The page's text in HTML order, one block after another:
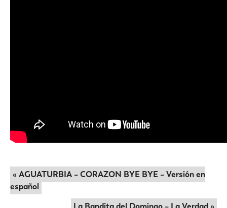
« AGUATURBIA – CORAZON BYE BYE – Versión en
español